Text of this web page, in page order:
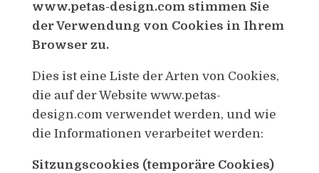
www.petas-design.com stimmen Sie
der Verwendung von Cookies in Ihrem
Browser zu.
Dies ist eine Liste der Arten von Cookies,
die auf der Website www.petas-
design.com verwendet werden, und wie
die Informationen verarbeitet werden:
Sitzungscookies (temporäre Cookies)